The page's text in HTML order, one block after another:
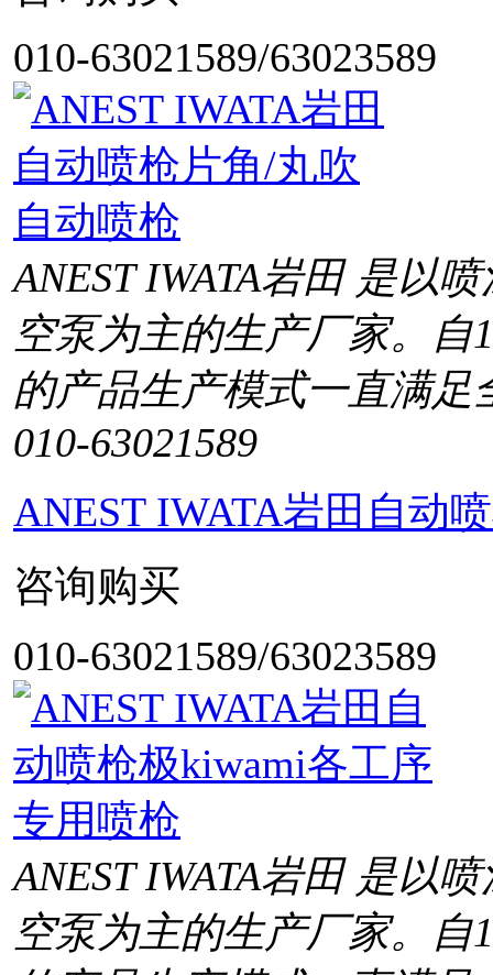
010-63021589/63023589
ANEST IWATA岩田 是以
空泵为主的生产厂家。自
的产品生产模式一直满足
010-63021589
ANEST IWATA岩田自动
咨询购买
010-63021589/63023589
ANEST IWATA岩田 是以
空泵为主的生产厂家。自